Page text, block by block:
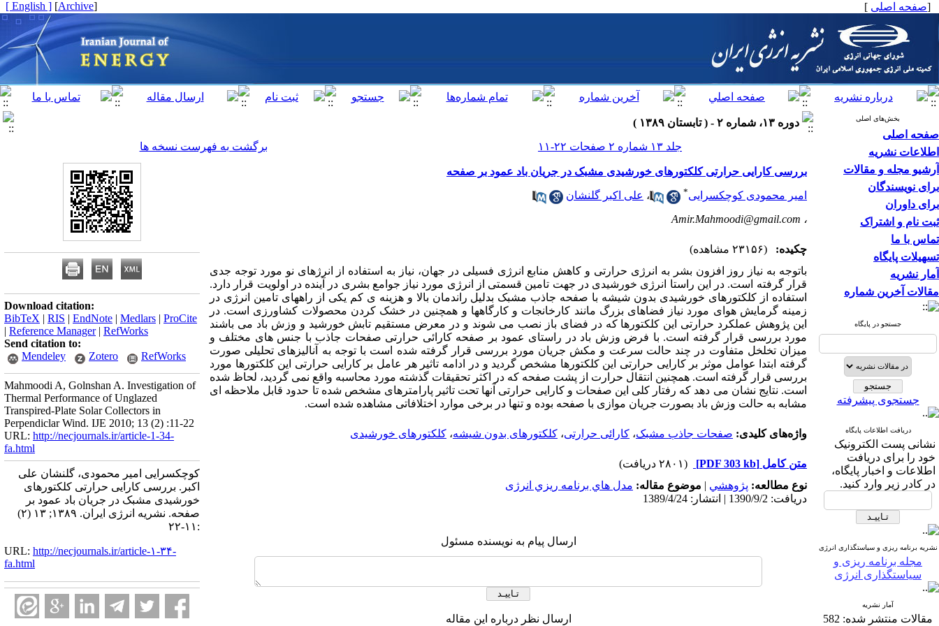
[صفحه اصلی ]
[
Archive
]
[ English ]
بخش‌های اصلی
صفحه اصلی
اطلاعات نشریه
آرشیو مجله و مقالات
برای نویسندگان
برای داوران
ثبت نام و اشتراک
تماس با ما
تسهیلات پایگاه
آمار نشریه
مقالات آخرین شماره
جستجو در پایگاه
جستجوی پیشرفته
دریافت اطلاعات پایگاه
نشانی پست الکترونیک
خود را برای دریافت
اطلاعات و اخبار پایگاه،
در کادر زیر وارد کنید.
نشریه برنامه ریزی و سیاستگذاری انرژی
مجله برنامه ریزی و
سیاستگذاری انرژی
آمار نشریه
مقالات منتشر شده: 582
دوره ۱۳، شماره ۲ - ( تابستان ۱۳۸۹ )
جلد ۱۳ شماره ۲ صفحات ۲۲-۱۱
برگشت به فهرست نسخه ها
بررسی کارایی حرارتی کلکتورهای خورشیدی مشبک در جریان باد عمود بر صفحه
امیر محمودی کوچکسرایی* ، علی اکبر گلنشان
، Amir.Mahmoodi@gmail.com
چکیده:
(۲۳۱۵۶ مشاهده)
باتوجه به نیاز روز افزون بشر به انرژی حرارتی و کاهش منابع انرژی فسیلی در جهان، نیاز به استفاده از انرژهای نو مورد توجه جدی
قرار گرفته است. در این راستا انرژی خورشیدی در جهت تامین قسمتی از انرژی مورد نیاز جوامع بشری در آینده در اولویت قرار دارد.
استفاده از کلکتورهای خورشیدی بدون شیشه با صفحه جاذب مشبک بدلیل راندمان بالا و هزینه ی کم یکی از راههای تامین انرژی در
زمینه گرمایش هوای مورد نیاز فضاهای بزرگ مانند کارخانجات و کارگاهها و همچنین در خشک کردن محصولات کشاورزی است. در
این پژوهش عملکرد حرارتی این کلکتورها که در فضای باز نصب می شوند و در معرض مستقیم تابش خورشید و وزش باد می باشند
مورد بررسی قرار گرفته است. با فرض وزش باد در راستای عمود بر صفحه کارائی حرارتی صفحات جاذب با جنس های مختلف و
میزان تخلخل متفاوت در چند حالت سرعت و مکش جریان مورد بررسی قرار گرفته شده است با توجه به آنالیزهای تحلیلی صورت
گرفته ابتدا عوامل موثر بر کارایی حرارتی این کلکتورها مشخص گردید و در ادامه تاثیر هر عامل بر کارایی حرارتی این کلکتورها مورد
بررسی قرار گرفته است. همچنین انتقال حرارت از پشت صفحه که در اکثر تحقیقات گذشته مورد محاسبه واقع نمی گردید، لحاظ شده
است. نتایج نشان می دهد که رفتار کلی این صفحات و کارایی حرارتی آنها تحت تاثیر پارامترهای مشخص شده تا حدود قابل ملاحظه ای
مشابه به حالت وزش باد بصورت جریان موازی با صفحه بوده و تنها در برخی موارد اختلافاتی مشاهده شده است.
واژه‌های کلیدی: صفحات جاذب مشبک، کارائی حرارتی، کلکتورهای بدون شیشه، کلکتورهای خورشیدی
متن کامل [PDF 303 kb]
(۲۸۰۱ دریافت)
نوع مطالعه: پژوهشي | موضوع مقاله: مدل هاي برنامه ريزي انرژی
دریافت: 1390/9/2 | انتشار: 1389/4/24
ارسال پیام به نویسنده مسئول
ارسال نظر درباره این مقاله
Download citation:
BibTeX | RIS | EndNote | Medlars | ProCite
| Reference Manager| RefWorks
Send citation to:
Mendeley
Zotero RefWorks
Mahmoodi A, Golnshan A. Investigation of
Thermal Performance of Unglazed
Transpired-Plate Solar Collectors in
Perpendiclar Wind. IJE 2010; 13 (2) :11-22
URL: http://necjournals.ir/article-1-34-
fa.html
کوچکسرایی امیر محمودی، گلنشان علی
اکبر. بررسی کارایی حرارتی کلکتورهای
خورشیدی مشبک در جریان باد عمود بر
صفحه. نشریه انرژی ایران. ۱۳۸۹; ۱۳ (۲)
:۱۱-۲۲
URL: http://necjournals.ir/article-۱-۳۴-
fa.html